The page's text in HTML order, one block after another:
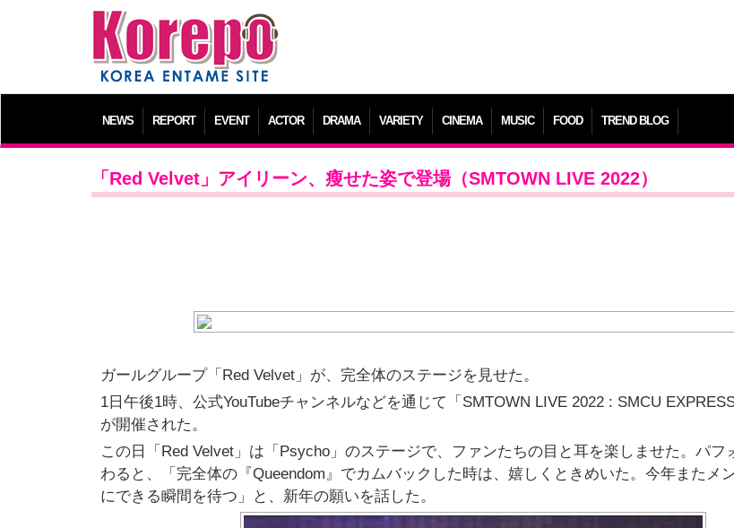
NEWS REPORT EVENT ACTOR DRAMA VARIETY CINEMA MUSIC FOOD TREND BLOG
「Red Velvet」アイリーン、瘦せた姿で登場（SMTOWN LIVE 2022）
ガールグループ「Red Velvet」が、完全体のステージを見せた。
1日午後1時、公式YouTubeチャンネルなどを通じて「SMTOWN LIVE 2022 : SMCU
が開催された。
この日「Red Velvet」は「Psycho」のステージで、ファンたちの目と耳を楽しませた。パフ
わると、「完全体の『Queendom』でカムバックした時は、嬉しくときめいた。今年またメ
にできる瞬間を待つ」と、新年の願いを話した。